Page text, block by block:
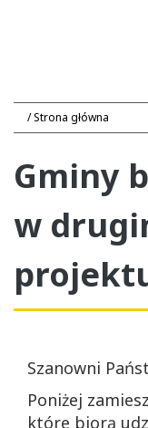
Strona główna
Gminy
w
Szanowni
Poniżej
które biorą